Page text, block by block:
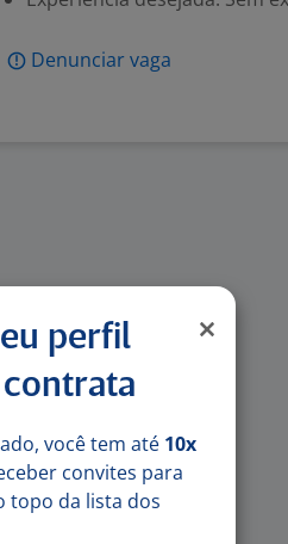
Denunciar vaga
perfil
você tem até 10x
convites para
topo da lista dos